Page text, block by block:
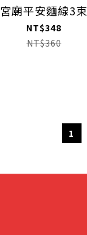
宮廟平安麵線3束
NT$348
NT$360
1